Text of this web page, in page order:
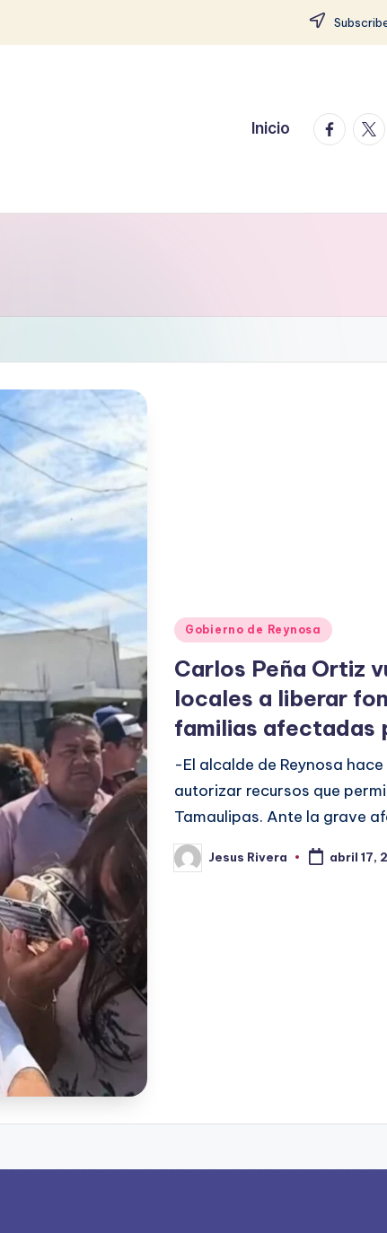
Inicio
Publicado
Gobierno de Reynosa
Carlos Peña Ortiz
locales a liberar
familias afectadas
-El alcalde de Reynosa
autorizar recursos que
Tamaulipas. Ante la grave
Publicado
por
Jesus Rivera abril 17,